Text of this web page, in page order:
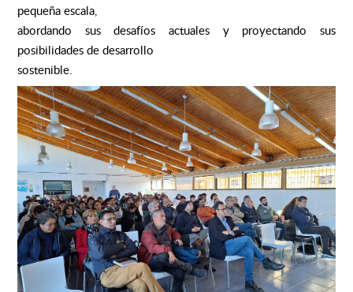
pequeña escala,
abordando sus desafíos actuales y proyectando sus
posibilidades de desarrollo
sostenible.